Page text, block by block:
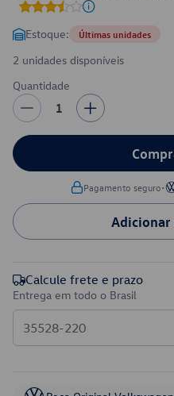
Estoque: Últimas unidades
2 unidades disponíveis
Quantidade
1
Pagamento seguro•
Adicionar
Calcule frete e prazo
Entrega em todo o Brasil